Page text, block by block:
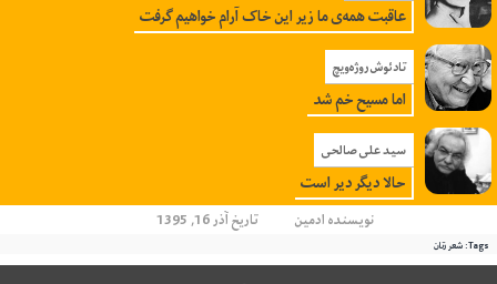
عاقبت همه‌ی ما زیر این خاک آرام خواهیم گرفت
تادئوش روژه‌ویچ
اما مسیح خم شد
سید علی صالحی
حالا دیگر دیر است
نویسندهادمین تاریخ آذر 16, 1395
Tags: شعر زنان